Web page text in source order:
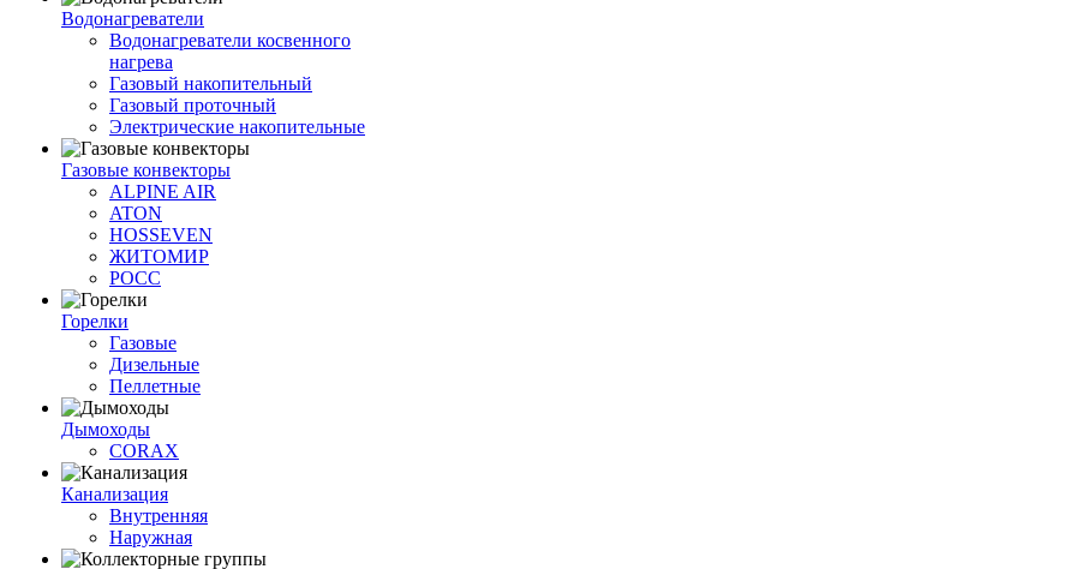
Водонагреватели
Водонагреватели косвенного
нагрева
Газовый накопительный
Газовый проточный
Электрические накопительные
Газовые конвекторы
ALPINE AIR
ATON
HOSSEVEN
ЖИТОМИР
РОСС
Горелки
Газовые
Дизельные
Пеллетные
Дымоходы
CORAX
Канализация
Внутренняя
Наружная